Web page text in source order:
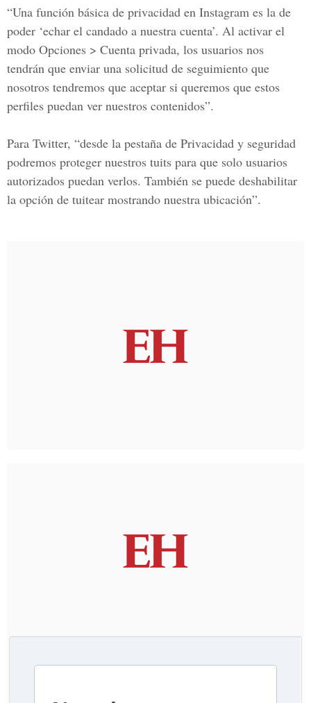
“Una función básica de privacidad en Instagram es la de
poder ‘echar el candado a nuestra cuenta’. Al activar el
modo Opciones > Cuenta privada, los usuarios nos
tendrán que enviar una solicitud de seguimiento que
nosotros tendremos que aceptar si queremos que estos
perfiles puedan ver nuestros contenidos”.
Para Twitter, “desde la pestaña de Privacidad y seguridad
podremos proteger nuestros tuits para que solo usuarios
autorizados puedan verlos. También se puede deshabilitar
la opción de tuitear mostrando nuestra ubicación”.